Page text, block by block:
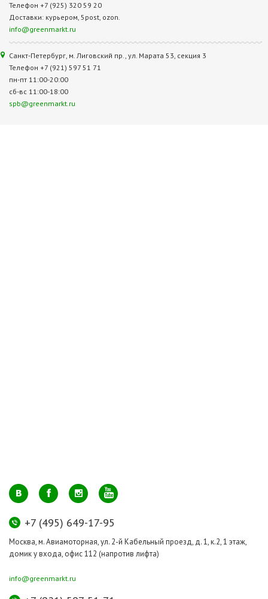
Телефон +7 (925) 320 59 20
Доставки: курьером, 5post, ozon.
info@greenmarkt.ru
Санкт-Петербург, м. Лиговский пр., ул. Марата 53, секция 3
Телефон +7 (921) 597 51 71
пн-пт 11:00-20:00
сб-вс 11:00-18:00
spb@greenmarkt.ru
+7 (495) 649-17-95
Москва, м. Авиамоторная, ул. 2-й Кабельный проезд, д. 1, к.2, 1 этаж,
домик у входа, офис 112 (напротив лифта)
info@greenmarkt.ru